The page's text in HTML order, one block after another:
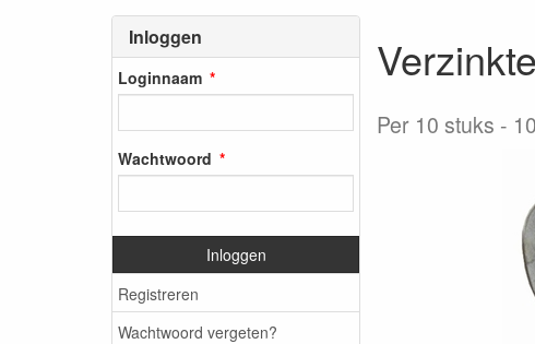
Inloggen
Loginnaam
Wachtwoord
Inloggen
Registreren
Wachtwoord vergeten?
Per 10 stuks